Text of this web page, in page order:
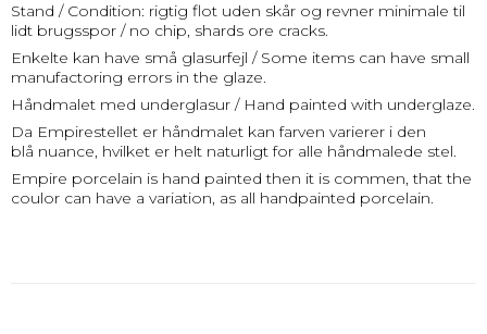
Stand / Condition: rigtig flot uden skår og revner minimale til
lidt brugsspor / no chip, shards ore cracks.
Enkelte kan have små glasurfejl / Some items can have small
manufactoring errors in the glaze.
Håndmalet med underglasur / Hand painted with underglaze.
Da Empirestellet er håndmalet kan farven varierer i den
blå nuance, hvilket er helt naturligt for alle håndmalede stel.
Empire porcelain is hand painted then it is commen, that the
coulor can have a variation, as all handpainted porcelain.